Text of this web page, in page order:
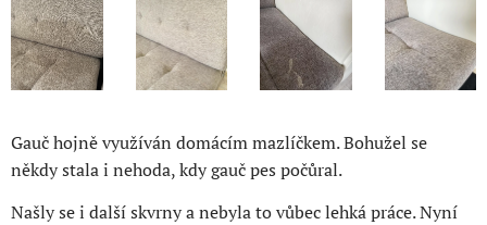
Gauč hojně využíván domácím mazlíčkem. Bohužel se
někdy stala i nehoda, kdy gauč pes počůral.
Našly se i další skvrny a nebyla to vůbec lehká práce. Nyní